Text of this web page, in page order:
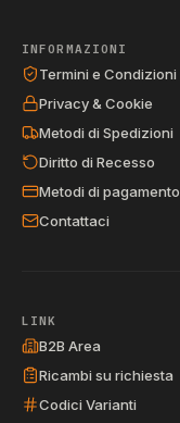
INFORMAZIONI
Termini e Condizioni
Privacy & Cookie
Metodi di Spedizioni
Diritto di Recesso
Metodi di pagamento
Contattaci
LINK
B2B Area
Ricambi su richiesta
Codici Varianti